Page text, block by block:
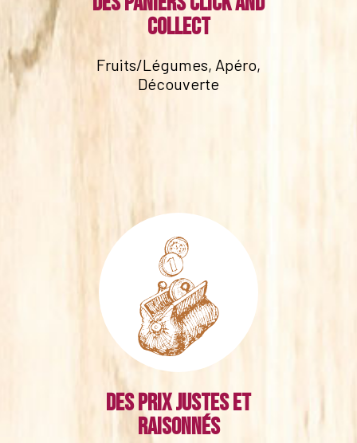
collect
Fruits/Légumes, Apéro,
Découverte
Des prix justes et
raisonnés